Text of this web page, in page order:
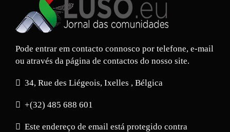
Pode entrar em contacto connosco por telefone, e-mail
ou através da página de contactos do nosso site.
34, Rue des Liégeois, Ixelles , Bélgica
+(32) 485 688 601
Este endereço de email está protegido contra